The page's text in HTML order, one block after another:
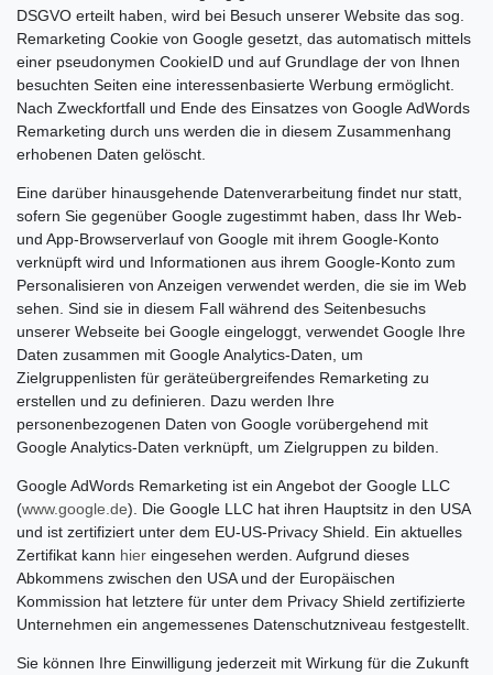
DSGVO erteilt haben, wird bei Besuch unserer Website das sog.
Remarketing Cookie von Google gesetzt, das automatisch mittels
einer pseudonymen CookieID und auf Grundlage der von Ihnen
besuchten Seiten eine interessenbasierte Werbung ermöglicht.
Nach Zweckfortfall und Ende des Einsatzes von Google AdWords
Remarketing durch uns werden die in diesem Zusammenhang
erhobenen Daten gelöscht.
Eine darüber hinausgehende Datenverarbeitung findet nur statt,
sofern Sie gegenüber Google zugestimmt haben, dass Ihr Web-
und App-Browserverlauf von Google mit ihrem Google-Konto
verknüpft wird und Informationen aus ihrem Google-Konto zum
Personalisieren von Anzeigen verwendet werden, die sie im Web
sehen. Sind sie in diesem Fall während des Seitenbesuchs
unserer Webseite bei Google eingeloggt, verwendet Google Ihre
Daten zusammen mit Google Analytics-Daten, um
Zielgruppenlisten für geräteübergreifendes Remarketing zu
erstellen und zu definieren. Dazu werden Ihre
personenbezogenen Daten von Google vorübergehend mit
Google Analytics-Daten verknüpft, um Zielgruppen zu bilden.
Google AdWords Remarketing ist ein Angebot der Google LLC
(www.google.de). Die Google LLC hat ihren Hauptsitz in den USA
und ist zertifiziert unter dem EU-US-Privacy Shield. Ein aktuelles
Zertifikat kann hier eingesehen werden. Aufgrund dieses
Abkommens zwischen den USA und der Europäischen
Kommission hat letztere für unter dem Privacy Shield zertifizierte
Unternehmen ein angemessenes Datenschutzniveau festgestellt.
Sie können Ihre Einwilligung jederzeit mit Wirkung für die Zukunft